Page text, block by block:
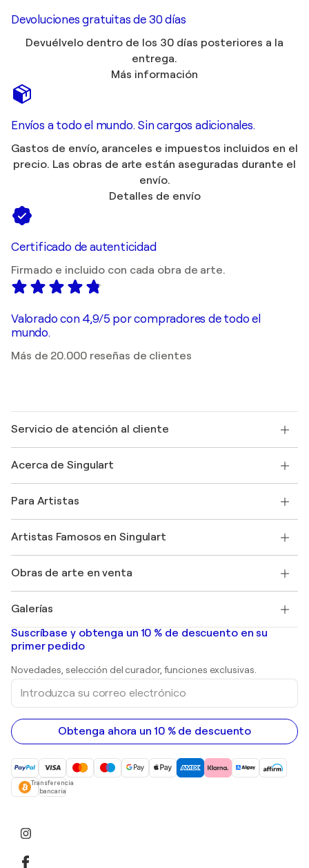
Devoluciones gratuitas de 30 días
Devuélvelo dentro de los 30 días posteriores a la
entrega.
Más información
Envíos a todo el mundo. Sin cargos adicionales.
Gastos de envío, aranceles e impuestos incluidos en el
precio. Las obras de arte están aseguradas durante el
envío.
Detalles de envío
Certificado de autenticidad
Firmado e incluido con cada obra de arte.
Valorado con 4,9/5 por compradores de todo el
mundo.
Más de 20.000 reseñas de clientes
Servicio de atención al cliente
Envío
Ofrecer una tarjeta regalo
Unirse a nuestro programa comercial
Mi cuenta
Protección al comprador
+34 911 23 97 81
Acerca de Singulart
faq
Revista Singulart
Empleos
Descubre arte original seleccionado
Para Artistas
Inicie sesión como Artista
Artistas Famosos en Singulart
Marc Chagall
Banksy
Mr. Brainwash
Shepard Fairey
Obras de arte en venta
Pinturas abstractas en venta
pinturas de paisajes
Huellas dactilares
pinturas acrílicas
Galerías
Galerías de arte en España
Suscríbase y obtenga un 10 % de descuento en su
primer pedido
Novedades, selección del curador, funciones exclusivas.
Introduzca
correo
electrónico
Obtenga ahora un 10 % de descuento
Transferencia
bancaria